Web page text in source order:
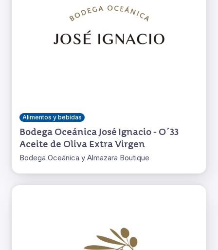
Alimentos y bebidas
Bodega Oceánica José Ignacio - O´33
Aceite de Oliva Extra Virgen
Bodega Oceánica y Almazara Boutique